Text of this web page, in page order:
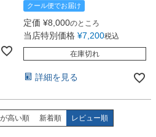
クール便でお届け
定価 ¥8,000のところ
当店特別価格 ¥7,200税込
在庫切れ
詳細を見る
高い順 新着順 レビュー順